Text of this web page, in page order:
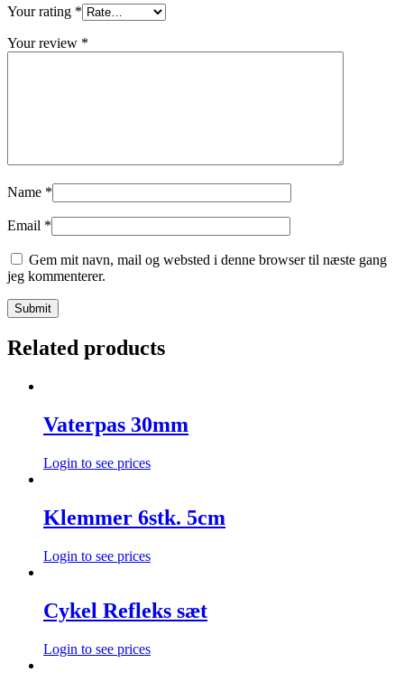
Your rating *
Your review *
Name *
Email *
Gem mit navn, mail og websted i denne browser til næste gang
jeg kommenterer.
Related products
Vaterpas 30mm
Login to see prices
Klemmer 6stk. 5cm
Login to see prices
Cykel Refleks sæt
Login to see prices